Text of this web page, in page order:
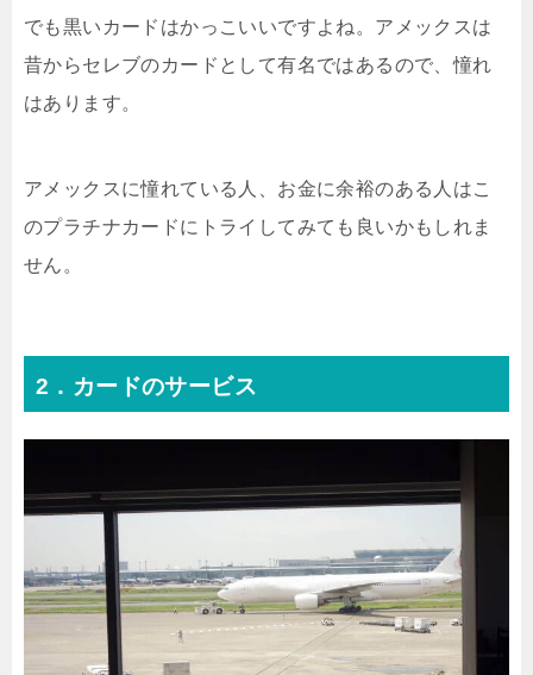
でも黒いカードはかっこいいですよね。アメックスは
昔からセレブのカードとして有名ではあるので、憧れ
はあります。
アメックスに憧れている人、お金に余裕のある人はこ
のプラチナカードにトライしてみても良いかもしれま
せん。
2．カードのサービス